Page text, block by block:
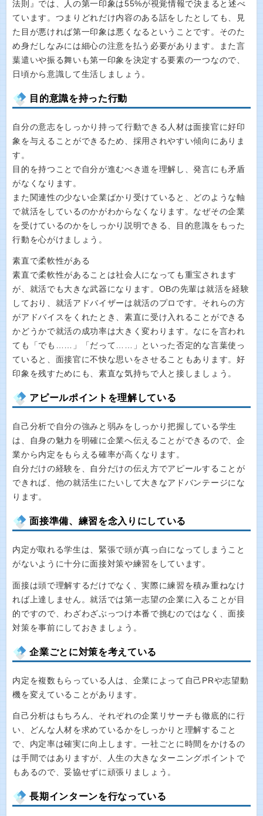
法則』では、人の第一印象は55%が視覚情報で決まると述べ
ています。つまりどれだけ内容のある話をしたとしても、見
た目が悪ければ第一印象は悪くなるということです。そのた
め身だしなみには細心の注意を払う必要があります。また言
葉遣いや振る舞いも第一印象を決定する要素の一つなので、
日頃から意識して生活しましょう。
目的意識を持った行動
自分の意志をしっかり持って行動できる人材は面接官に好印
象を与えることができるため、採用されやすい傾向にありま
す。
目的を持つことで自分が進むべき道を理解し、発言にも矛盾
がなくなります。
また関連性の少ない企業ばかり受けていると、どのような軸
で就活をしているのかがわからなくなります。なぜその企業
を受けているのかをしっかり説明できる、目的意識をもった
行動を心がけましょう。
素直で柔軟性がある
素直で柔軟性があることは社会人になっても重宝されます
が、就活でも大きな武器になります。OBの先輩は就活を経験
しており、就活アドバイザーは就活のプロです。それらの方
がアドバイスをくれたとき、素直に受け入れることができる
かどうかで就活の成功率は大きく変わります。なにを言われ
ても「でも……」「だって……」といった否定的な言葉使っ
ていると、面接官に不快な思いをさせることもあります。好
印象を残すためにも、素直な気持ちで人と接しましょう。
アピールポイントを理解している
自己分析で自分の強みと弱みをしっかり把握している学生
は、自身の魅力を明確に企業へ伝えることができるので、企
業から内定をもらえる確率が高くなります。
自分だけの経験を、自分だけの伝え方でアピールすることが
できれば、他の就活生にたいして大きなアドバンテージにな
ります。
面接準備、練習を念入りにしている
内定が取れる学生は、緊張で頭が真っ白になってしまうこと
がないように十分に面接対策や練習をしています。
面接は頭で理解するだけでなく、実際に練習を積み重ねなけ
れば上達しません。就活では第一志望の企業に入ることが目
的ですので、わざわざぶっつけ本番で挑むのではなく、面接
対策を事前にしておきましょう。
企業ごとに対策を考えている
内定を複数もらっている人は、企業によって自己PRや志望動
機を変えていることがあります。
自己分析はもちろん、それぞれの企業リサーチも徹底的に行
い、どんな人材を求めているかをしっかりと理解すること
で、内定率は確実に向上します。一社ごとに時間をかけるの
は手間ではありますが、人生の大きなターニングポイントで
もあるので、妥協せずに頑張りましょう。
長期インターンを行なっている